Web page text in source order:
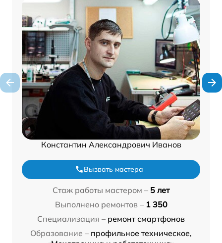
Константин Александрович Иванов
Вызвать мастера
Стаж работы мастером – 5 лет
Выполнено ремонтов – 1 350
Специализация – ремонт смартфонов
Образование – профильное техническое,